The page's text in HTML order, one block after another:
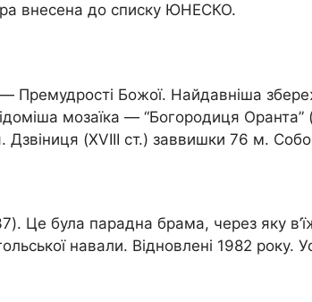
внесена до списку ЮНЕСКО.
Божої. Найдавніша
мозаїка — “Богородиця
Дзвіниця (XVIII ст.) заввишки 76 м.
Це була парадна брама, через яку
навали. Відновлені 1982 року.